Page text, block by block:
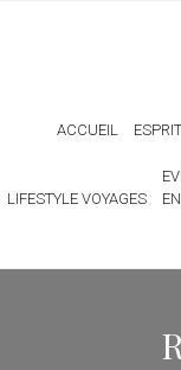
ACCUEIL ESPRIT
LIFESTYLE VOYAGES